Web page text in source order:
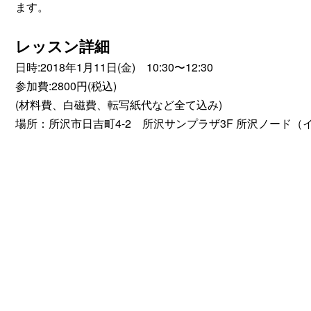
ます。
レッスン詳細
日時:2018年1月11日(金) 10:30〜12:30
参加費:2800円(税込)
(材料費、白磁費、転写紙代など全て込み)
場所：所沢市日吉町4-2 所沢サンプラザ3F 所沢ノード（イ